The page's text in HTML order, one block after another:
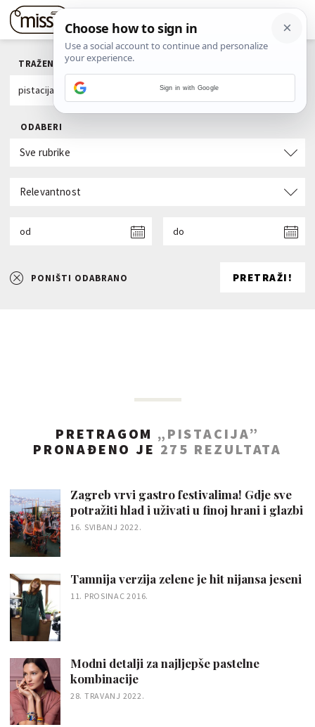
TRAŽENI POJAM
ODABERI
Sve rubrike
Relevantnost
od do
PONIŠTI ODABRANO PRETRAŽI!
PRETRAGOM „PISTACIJA”
PRONAĐENO JE 275 REZULTATA
Zagreb vrvi gastro festivalima! Gdje sve
potražiti hlad i uživati u finoj hrani i glazbi
16. SVIBANJ 2022.
Tamnija verzija zelene je hit nijansa jeseni
11. PROSINAC 2016.
Modni detalji za najljepše pastelne
kombinacije
28. TRAVANJ 2022.
Sign in with Google